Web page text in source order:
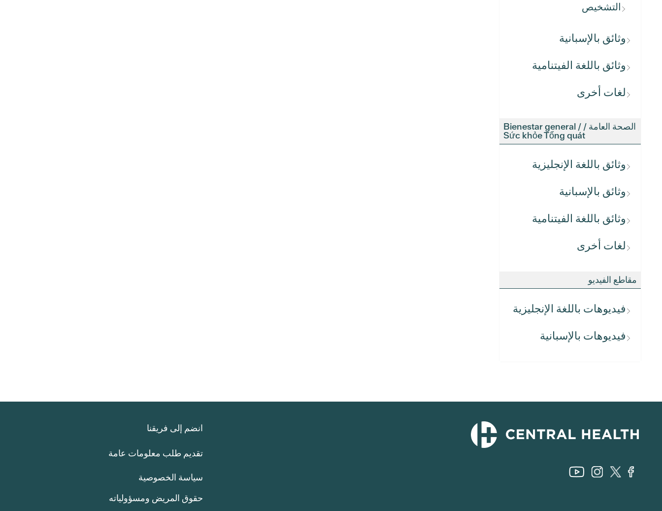
التشخيص
وثائق بالإسبانية
وثائق باللغة الفيتنامية
لغات أخرى
الصحة العامة / Bienestar general /
Sức khỏe Tổng quát
وثائق باللغة الإنجليزية
وثائق بالإسبانية
وثائق باللغة الفيتنامية
لغات أخرى
مقاطع الفيديو
فيديوهات باللغة الإنجليزية
فيديوهات بالإسبانية
انضم إلى فريقنا
تقديم طلب معلومات عامة
سياسة الخصوصية
حقوق المريض ومسؤولياته